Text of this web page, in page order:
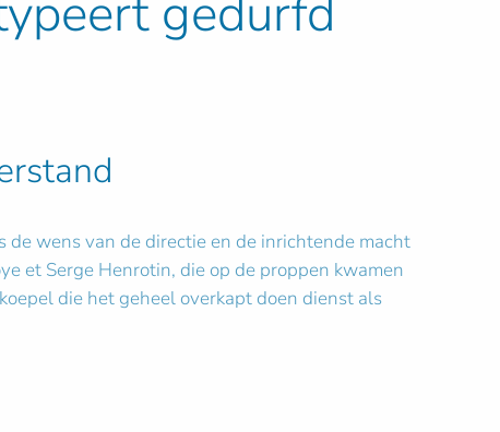
wens van de directie en de inrichtende macht
et Serge Henrotin, die op de proppen kwamen
die het geheel overkapt doen dienst als